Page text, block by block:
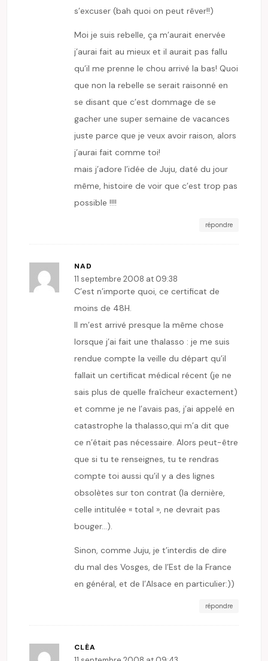
s’excuser (bah quoi on peut rêver!!)
Moi je suis rebelle, ça m’aurait enervée
j’aurai fait au mieux et il aurait pas fallu
qu’il me prenne le chou arrivé la bas! Quoi
que non la rebelle se serait raisonné en
se disant que c’est dommage de se
gacher une super semaine de vacances
juste parce que je veux avoir raison, alors
j’aurai fait comme toi!
mais j’adore l’idée de Juju, daté du jour
même, histoire de voir que c’est trop pas
possible !!!!
répondre
NAD
11 septembre 2008 at 09:38
C’est n’importe quoi, ce certificat de
moins de 48H.
Il m’est arrivé presque la même chose
lorsque j’ai fait une thalasso : je me suis
rendue compte la veille du départ qu’il
fallait un certificat médical récent (je ne
sais plus de quelle fraîcheur exactement)
et comme je ne l’avais pas, j’ai appelé en
catastrophe la thalasso,qui m’a dit que
ce n’était pas nécessaire. Alors peut-être
que si tu te renseignes, tu te rendras
compte toi aussi qu’il y a des lignes
obsolètes sur ton contrat (la dernière,
celle intitulée « total », ne devrait pas
bouger…).
Sinon, comme Juju, je t’interdis de dire
du mal des Vosges, de l’Est de la France
en général, et de l’Alsace en particulier:))
répondre
CLÉA